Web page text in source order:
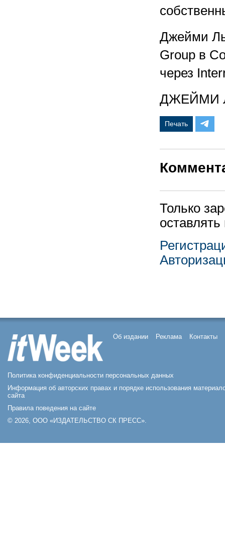
Джейми
Group в
через
ДЖЕЙМИ
Печать
Только
Об издании Реклама Контакты
Политика конфиденциальности персональных данных
Информация об авторских правах и порядке использования
сайта
Правила поведения на сайте
© 2026, ООО «ИЗДАТЕЛЬСТВО СК ПРЕСС».